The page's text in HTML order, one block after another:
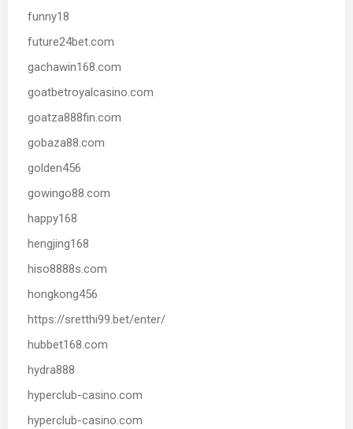
funny18
future24bet.com
gachawin168.com
goatbetroyalcasino.com
goatza888fin.com
gobaza88.com
golden456
gowingo88.com
happy168
hengjing168
hiso8888s.com
hongkong456
https://sretthi99.bet/enter/
hubbet168.com
hydra888
hyperclub-casino.com
hyperclub-casino.com